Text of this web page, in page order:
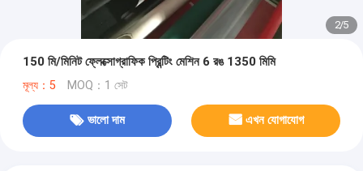
2/5
150 মি/মিনিট ফ্লেক্সোগ্রাফিক প্রিন্টিং মেশিন 6 রঙ 1350 মিমি
মূল্য：5 MOQ：1 সেট
ভালো দাম এখন যোগাযোগ